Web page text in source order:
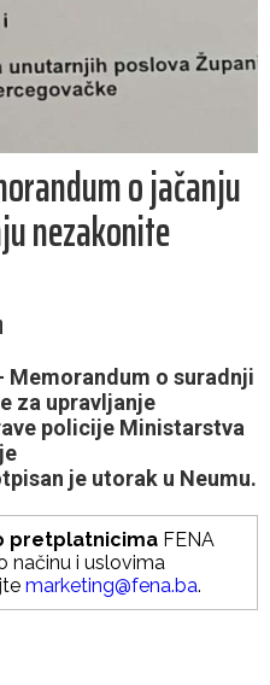
o jačanju
nezakonite
Memorandum o suradnji
za upravljanje
policije Ministarstva
je utorak u Neumu.
pretplatnicima FENA
načinu i uslovima
marketing@fena.ba.